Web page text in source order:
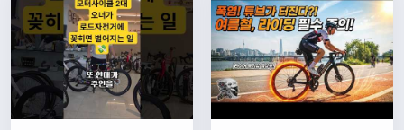
명절 잘 보내세요~!
명신이12:33:45
명절 잘보내세요~
2/1/2025
Leepi08:05:10
좌측 로고(메인 대문) 누르면 홈으로 이동할때 왼쪽으로 가서